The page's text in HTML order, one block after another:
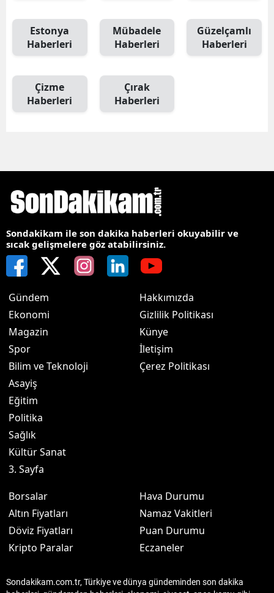
Estonya
Haberleri
Mübadele
Haberleri
Güzelçamlı
Haberleri
Çizme
Haberleri
Çırak
Haberleri
Sondakikam ile son dakika haberleri okuyabilir ve
sıcak gelişmelere göz atabilirsiniz.
Gündem
Ekonomi
Magazin
Spor
Bilim ve Teknoloji
Asayiş
Eğitim
Politika
Sağlık
Kültür Sanat
3. Sayfa
Hakkımızda
Gizlilik Politikası
Künye
İletişim
Çerez Politikası
Borsalar
Altın Fiyatları
Döviz Fiyatları
Kripto Paralar
Hava Durumu
Namaz Vakitleri
Puan Durumu
Eczaneler
Sondakikam.com.tr, Türkiye ve dünya gündeminden son dakika